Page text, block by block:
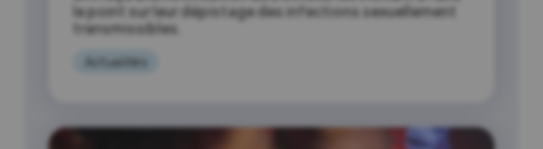
le point sur leur dépistage des infections sexuellement
transmissibles.
Actualités